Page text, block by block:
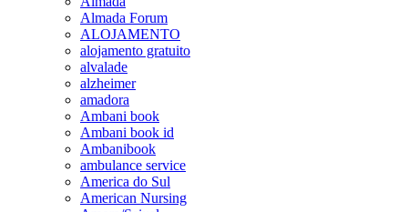
Almada Forum
ALOJAMENTO
alojamento gratuito
alvalade
alzheimer
amadora
Ambani book
Ambani book id
Ambanibook
ambulance service
America do Sul
American Nursing